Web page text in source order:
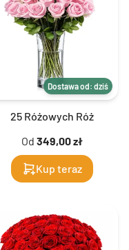
Dostawa od: dziś
25 Różowych Róż
Od 349,00 zł
Kup teraz